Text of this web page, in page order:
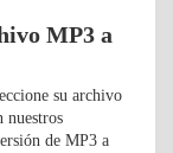
MP3 a
su archivo
nuestros
de MP3 a